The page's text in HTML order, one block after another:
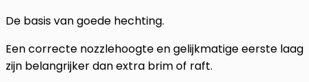
De basis van goede hechting.
Een correcte nozzlehoogte en gelijkmatige eerste laag
zijn belangrijker dan extra brim of raft.